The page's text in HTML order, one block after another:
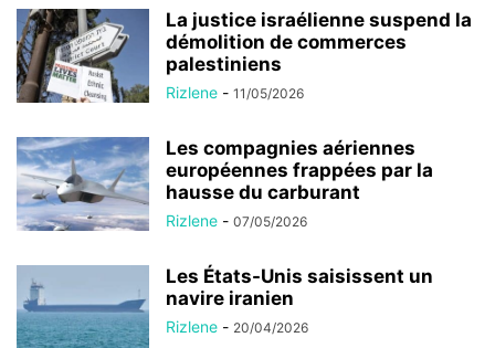
La justice israélienne suspend la
démolition de commerces
palestiniens
Rizlene - 11/05/2026
Les compagnies aériennes
européennes frappées par la
hausse du carburant
Rizlene - 07/05/2026
Les États-Unis saisissent un
navire iranien
Rizlene - 20/04/2026